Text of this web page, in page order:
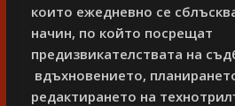
които ежедневно се
начин, по който посрещат
предизвикателствата на
вдъхновението,
редактирането на